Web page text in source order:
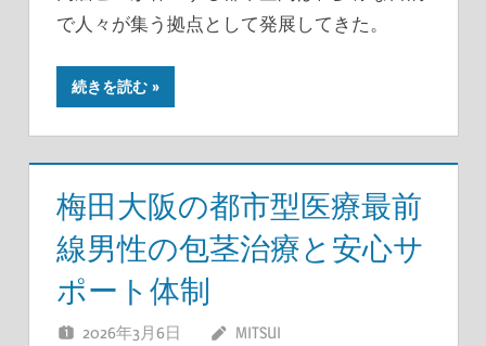
で人々が集う拠点として発展してきた。
続きを読む
梅田大阪の都市型医療最前
線男性の包茎治療と安心サ
ポート体制
2026年3月6日 MITSUI